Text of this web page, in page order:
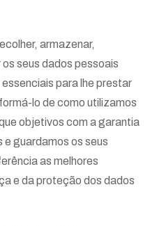
armazenar,
seus dados pessoais
para lhe prestar
lo de como utilizamos
objetivos com a garantia
e guardamos os seus
as melhores
e da proteção dos dados